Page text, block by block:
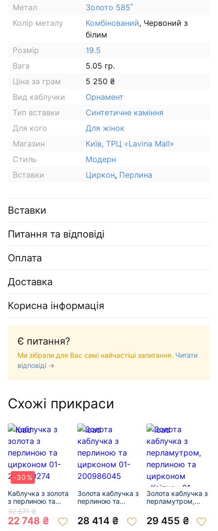
Метал
Золото 585˚
Колір металу
Комбінований, Червоний з
білим
Розмір
19.5
Вага
5.05 гр.
Ціна за грам
5 250 ₴
Вид каблучки
Орнамент
Тип вставки
Синтетичне каміння
Для кого
Для жінок
Магазин
Київ, ТРЦ «Lavina Mall»
Стиль
Модерн
Вставки
Циркон, Перлина
Вставки
Питання та відповіді
Оплата
Доставка
Корисна інформація
Є питання?
Ми зібрали для Вас самі найчастіші запитання. Читати
відповіді →
Схожі прикраси
-30%
Каблучка з золота
з перлиною та
цирконом 01-
200379274
32 571 ₴
22 748 ₴
Золота каблучка з
перлиною та
200986045
28 414 ₴
Золота каблучка з
перламутром,
цирконом
«Квітка» 01-
29 455 ₴